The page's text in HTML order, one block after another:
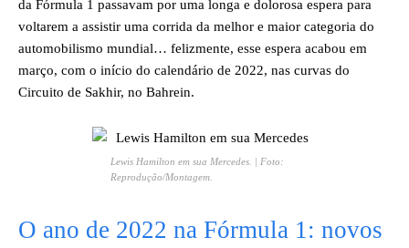
da Fórmula 1 passavam por uma longa e dolorosa espera para
voltarem a assistir uma corrida da melhor e maior categoria do
automobilismo mundial… felizmente, esse espera acabou em
março, com o início do calendário de 2022, nas curvas do
Circuito de Sakhir, no Bahrein.
Lewis Hamilton em sua Mercedes. | Foto:
Reprodução/Montagem.
O ano de 2022 na Fórmula 1: novos